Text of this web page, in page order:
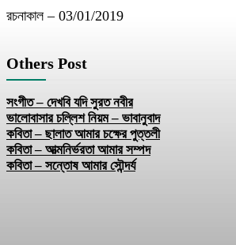
রচনাকাল – 03/01/2019
Others Post
সংগীত – দেখবি যদি সুরত নবীর
ভালোবাসার চল্লিশ নিয়ম – ভাবানুবাদ
কবিতা – ছালাত আমার চক্ষের পুত্তলী
কবিতা – আত্মনির্ভরতা আমার সম্পদ
কবিতা – সন্তোষ আমার সৌন্দর্য